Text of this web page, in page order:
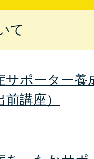
て
サポーター養
講座）